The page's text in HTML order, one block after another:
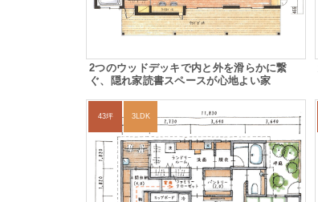
2つのウッドデッキで内と外を滑らかに繋
ぐ、隠れ家読書スペースが心地よい家
43坪 3LDK